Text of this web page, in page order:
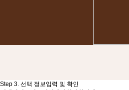
Step 3. 선택 정보입력 및 확인